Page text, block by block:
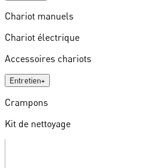
Chariot manuels
Chariot électrique
Accessoires chariots
Entretien+
Crampons
Kit de nettoyage